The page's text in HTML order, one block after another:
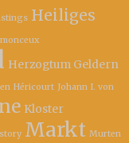
Heiliges
Herzogtum Geldern
Héricourt Johann I. von
Kloster
Markt Murten